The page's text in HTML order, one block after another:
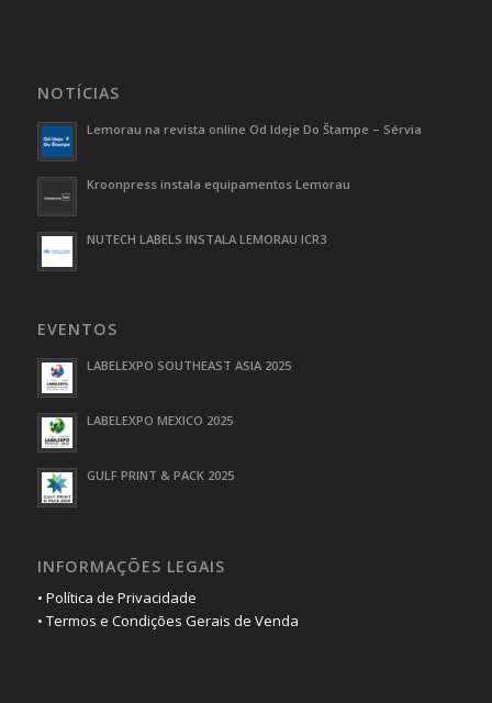
NOTÍCIAS
Lemorau na revista online Od Ideje Do Štampe – Sérvia
Kroonpress instala equipamentos Lemorau
NUTECH LABELS INSTALA LEMORAU ICR3
EVENTOS
LABELEXPO SOUTHEAST ASIA 2025
LABELEXPO MEXICO 2025
GULF PRINT & PACK 2025
INFORMAÇÕES LEGAIS
• Política de Privacidade
• Termos e Condições Gerais de Venda